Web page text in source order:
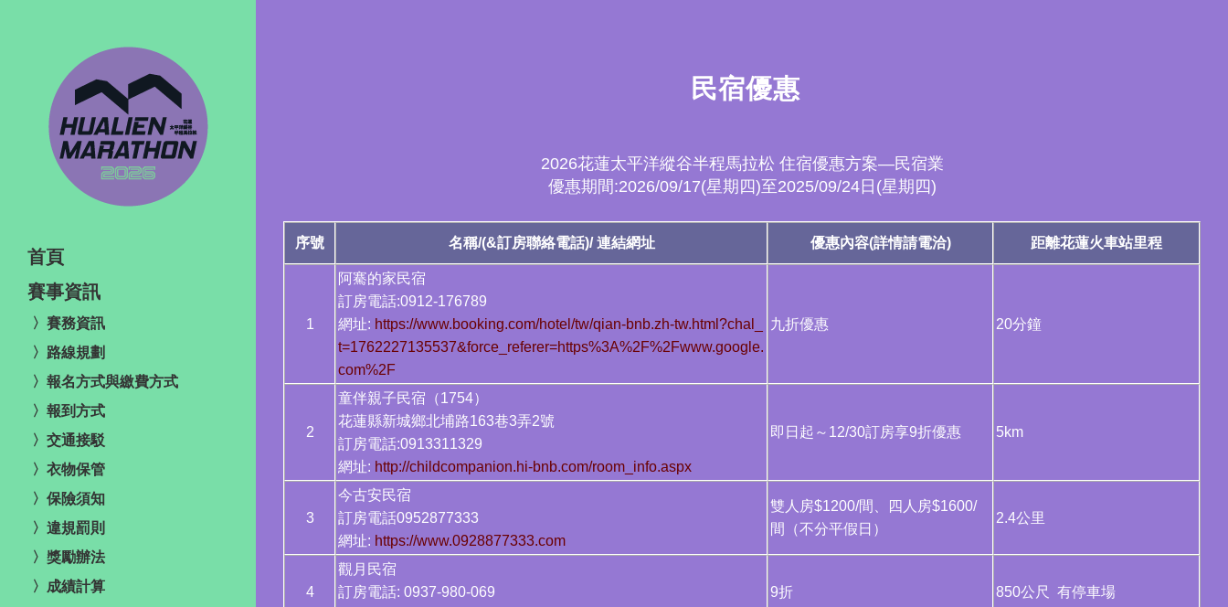
首頁
賽事資訊
〉賽務資訊
〉路線規劃
〉報名方式與繳費方式
〉報到方式
〉交通接駁
〉衣物保管
〉保險須知
〉違規罰則
〉獎勵辦法
〉成績計算
民宿優惠
2026花蓮太平洋縱谷半程馬拉松 住宿優惠方案—民宿業
優惠期間:2026/09/17(星期四)至2025/09/24日(星期四)
序號 名稱/(&訂房聯絡電話)/ 連結網址 優惠內容(詳情請電洽) 距離花蓮火車站里程
1
阿騫的家民宿
訂房電話:0912-176789
網址: https://www.booking.com/hotel/tw/qian-bnb.zh-tw.html?chal_
t=1762227135537&force_referer=https%3A%2F%2Fwww.google.
com%2F
九折優惠 20分鐘
2
童伴親子民宿（1754）
花蓮縣新城鄉北埔路163巷3弄2號
訂房電話:0913311329
網址: http://childcompanion.hi-bnb.com/room_info.aspx
即日起～12/30訂房享9折優惠 5km
3
今古安民宿
訂房電話0952877333
網址: https://www.0928877333.com
雙人房$1200/間、四人房$1600/
間（不分平假日）
2.4公里
4
觀月民宿
訂房電話: 0937-980-069
9折 850公尺 有停車場